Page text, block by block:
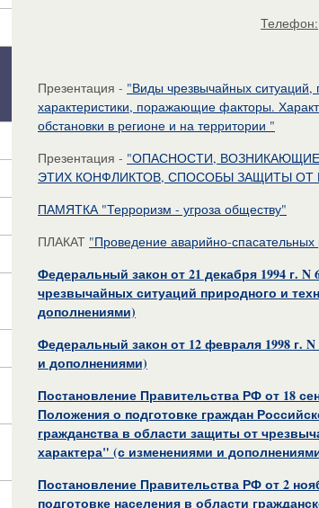
Телефон:
Презентация - "Виды чрезвычайных ситуаций,
характеристики, поражающие факторы.
обстановки в регионе и на территории "
Презентация - "ОПАСНОСТИ,
ЭТИХ КОНФЛИКТОВ, СПОСОБЫ ЗАЩИТЫ ОТ
ПАМЯТКА "Терроризм - угроза обществу"
ПЛАКАТ "Проведение аварийно-спасательных
Федеральный закон от 21 декабря 1994 г.
чрезвычайных ситуаций природного и
дополнениями)
Федеральный закон от 12 февраля 1998 г.
и дополнениями)
Постановление Правительства РФ от 18
Положения о подготовке граждан
гражданства в области защиты от
характера" (с изменениями и
Постановление Правительства РФ от 2
подготовке населения в области